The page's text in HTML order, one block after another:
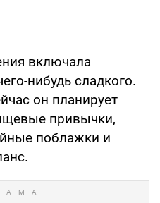
включала
нибудь сладкого.
он планирует
привычки,
поблажки и